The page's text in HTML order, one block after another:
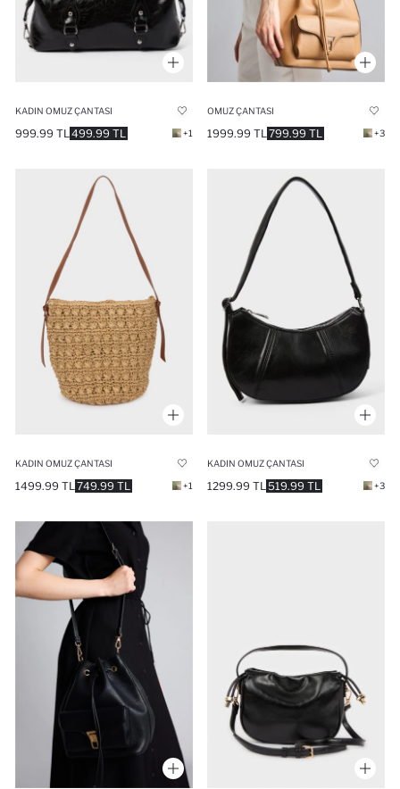
KADIN OMUZ ÇANTASI
499.99 TL
999.99 TL +1
OMUZ ÇANTASI
799.99 TL
1999.99 TL +3
KADIN OMUZ ÇANTASI
749.99 TL
1499.99 TL +1
KADIN OMUZ ÇANTASI
519.99 TL
1299.99 TL +3